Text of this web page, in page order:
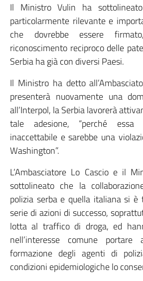
Il Ministro Vulin ha
particolarmente rilevante e
che dovrebbe essere
riconoscimento reciproco delle
Serbia ha già con diversi Paesi.
Il Ministro ha detto
presenterà nuovamente una
all’Interpol, la Serbia lavorerà
tale adesione, “perché essa
inaccettabile e sarebbe una
Washington”.
L’Ambasciatore Lo Cascio e il
sottolineato che la
polizia serba e quella italiana si
serie di azioni di successo,
lotta al traffico di droga, ed
nell’interesse comune
formazione degli agenti di
condizioni epidemiologiche lo